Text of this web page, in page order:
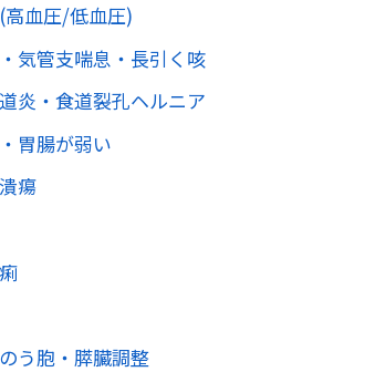
高血圧/低血圧)
気管支喘息・長引く咳
炎・食道裂孔ヘルニア
胃腸が弱い
瘍
う胞・膵臓調整